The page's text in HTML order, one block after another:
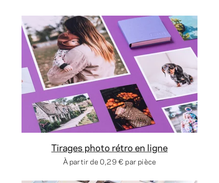
Tirages photo rétro en ligne
À partir de0,29 € par pièce